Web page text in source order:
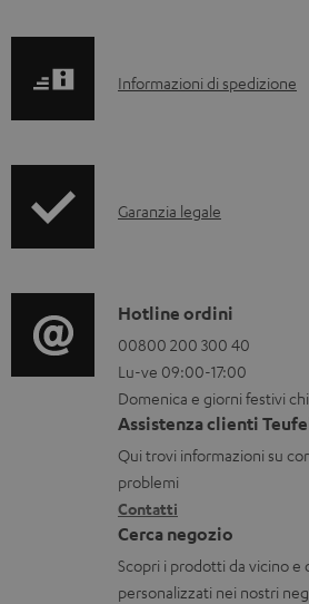
n
s
r
i
c
a
b
i
l
i
I
r
z
i
o
n
i
d
i
s
p
Informazioni di spedizione
I
o
r
m
a
z
i
o
n
i
Garanzia legale
C
o
n
t
a
t
t
i
Hotline ordini
00800 200 300 40
Lu-ve 09:00-17:00
Domenica e giorni festivi
Assistenza clienti
Qui trovi informazioni su
problemi
Contatti
Cerca negozio
Scopri i prodotti da vicino e
personalizzati nei nostri